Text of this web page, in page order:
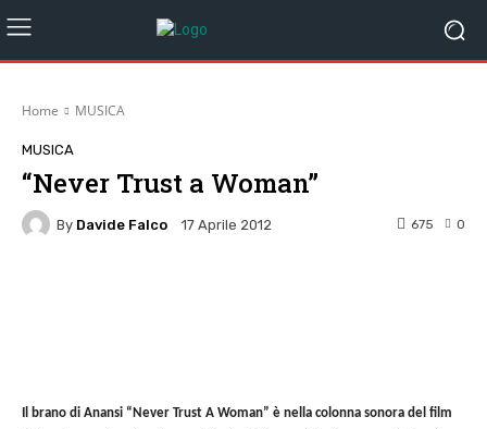
Home MUSICA
MUSICA
“Never Trust a Woman”
By Davide Falco 17 Aprile 2012 0
675
Il brano di Anansi “Never Trust A Woman” è nella colonna sonora del film